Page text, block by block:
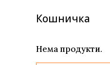
Кошничка
Нема продукти.